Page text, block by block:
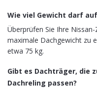
Wie viel Gewicht darf
Überprüfen Sie Ihre
maximale Dachgewicht zu
etwa 75 kg.
Gibt es Dachträger, die
Dachreling passen?